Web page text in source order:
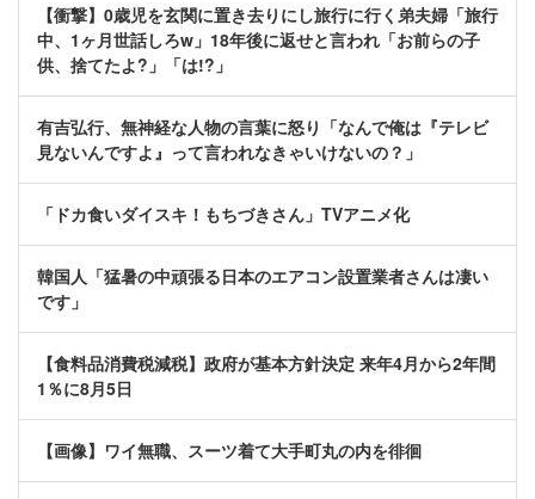
【衝撃】0歳児を玄関に置き去りにし旅行に行く弟夫婦「旅行
中、1ヶ月世話しろw」18年後に返せと言われ「お前らの子
供、捨てたよ?」「は!?」
有吉弘行、無神経な人物の言葉に怒り「なんで俺は『テレビ
見ないんですよ』って言われなきゃいけないの？」
「ドカ食いダイスキ！もちづきさん」TVアニメ化
韓国人「猛暑の中頑張る日本のエアコン設置業者さんは凄い
です」
【食料品消費税減税】政府が基本方針決定 来年4月から2年間
1％に8月5日
【画像】ワイ無職、スーツ着て大手町丸の内を徘徊